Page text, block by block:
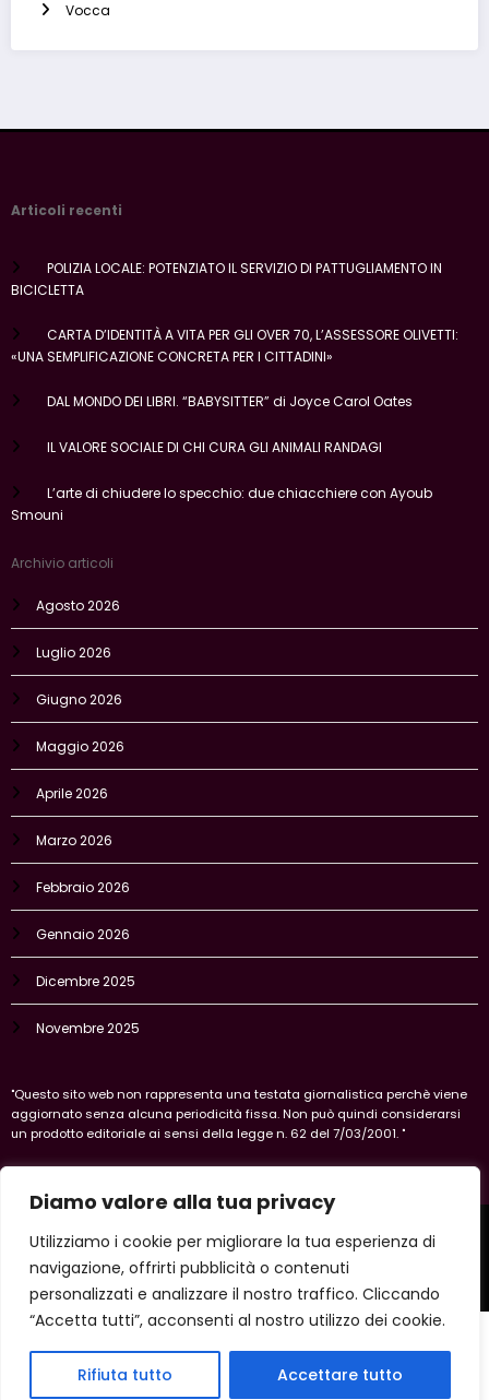
Diamo valore alla tua privacy
Utilizziamo i cookie per migliorare la tua esperienza di
navigazione, offrirti pubblicità o contenuti
personalizzati e analizzare il nostro traffico. Cliccando
“Accetta tutti”, acconsenti al nostro utilizzo dei cookie.
Rifiuta tutto Accettare tutto
Vocca
Articoli recenti
POLIZIA LOCALE: POTENZIATO IL SERVIZIO DI PATTUGLIAMENTO IN
BICICLETTA
CARTA D’IDENTITÀ A VITA PER GLI OVER 70, L’ASSESSORE OLIVETTI:
«UNA SEMPLIFICAZIONE CONCRETA PER I CITTADINI»
DAL MONDO DEI LIBRI. “BABYSITTER” di Joyce Carol Oates
IL VALORE SOCIALE DI CHI CURA GLI ANIMALI RANDAGI
L’arte di chiudere lo specchio: due chiacchiere con Ayoub
Smouni
Archivio articoli
Agosto 2026
Luglio 2026
Giugno 2026
Maggio 2026
Aprile 2026
Marzo 2026
Febbraio 2026
Gennaio 2026
Dicembre 2025
Novembre 2025
"Questo sito web non rappresenta una testata giornalistica perchè viene
aggiornato senza alcuna periodicità fissa. Non può quindi considerarsi
un prodotto editoriale ai sensi della legge n. 62 del 7/03/2001. "
Vercelli
Copyright 2026 IlVercellese | Powered By